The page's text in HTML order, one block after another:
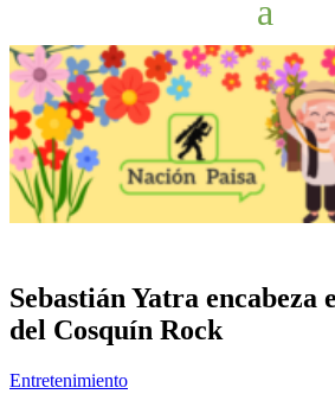
Sebastián Yatra encabeza
del Cosquín Rock
Entretenimiento